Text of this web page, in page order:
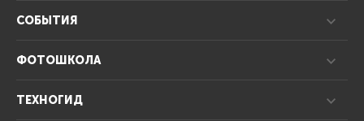
СОБЫТИЯ
ФОТОШКОЛА
ТЕХНОГИД